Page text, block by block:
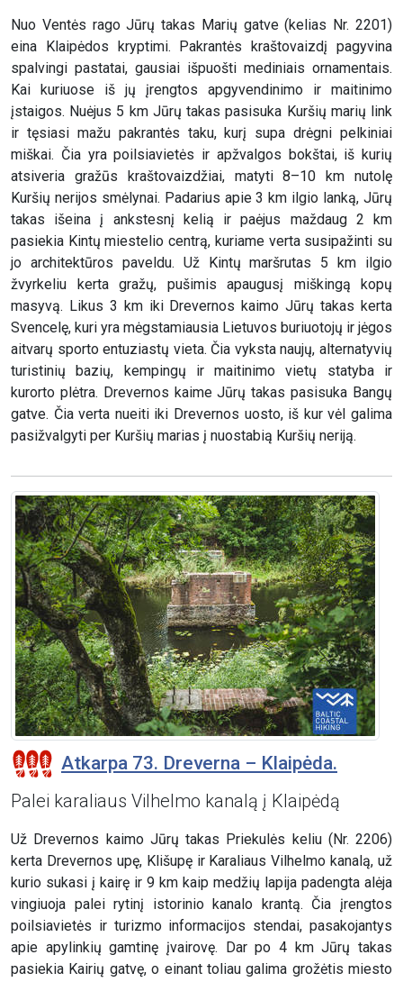
Nuo Ventės rago Jūrų takas Marių gatve (kelias Nr. 2201)
eina Klaipėdos kryptimi. Pakrantės kraštovaizdį pagyvina
spalvingi pastatai, gausiai išpuošti mediniais ornamentais.
Kai kuriuose iš jų įrengtos apgyvendinimo ir maitinimo
įstaigos. Nuėjus 5 km Jūrų takas pasisuka Kuršių marių link
ir tęsiasi mažu pakrantės taku, kurį supa drėgni pelkiniai
miškai. Čia yra poilsiavietės ir apžvalgos bokštai, iš kurių
atsiveria gražūs kraštovaizdžiai, matyti 8–10 km nutolę
Kuršių nerijos smėlynai. Padarius apie 3 km ilgio lanką, Jūrų
takas išeina į ankstesnį kelią ir paėjus maždaug 2 km
pasiekia Kintų miestelio centrą, kuriame verta susipažinti su
jo architektūros paveldu. Už Kintų maršrutas 5 km ilgio
žvyrkeliu kerta gražų, pušimis apaugusį miškingą kopų
masyvą. Likus 3 km iki Drevernos kaimo Jūrų takas kerta
Svencelę, kuri yra mėgstamiausia Lietuvos buriuotojų ir jėgos
aitvarų sporto entuziastų vieta. Čia vyksta naujų, alternatyvių
turistinių bazių, kempingų ir maitinimo vietų statyba ir
kurorto plėtra. Drevernos kaime Jūrų takas pasisuka Bangų
gatve. Čia verta nueiti iki Drevernos uosto, iš kur vėl galima
pasižvalgyti per Kuršių marias į nuostabią Kuršių neriją.
Atkarpa 73. Dreverna – Klaipėda.
Palei karaliaus Vilhelmo kanalą į Klaipėdą
Už Drevernos kaimo Jūrų takas Priekulės keliu (Nr. 2206)
kerta Drevernos upę, Klišupę ir Karaliaus Vilhelmo kanalą, už
kurio sukasi į kairę ir 9 km kaip medžių lapija padengta alėja
vingiuoja palei rytinį istorinio kanalo krantą. Čia įrengtos
poilsiavietės ir turizmo informacijos stendai, pasakojantys
apie apylinkių gamtinę įvairovę. Dar po 4 km Jūrų takas
pasiekia Kairių gatvę, o einant toliau galima grožėtis miesto